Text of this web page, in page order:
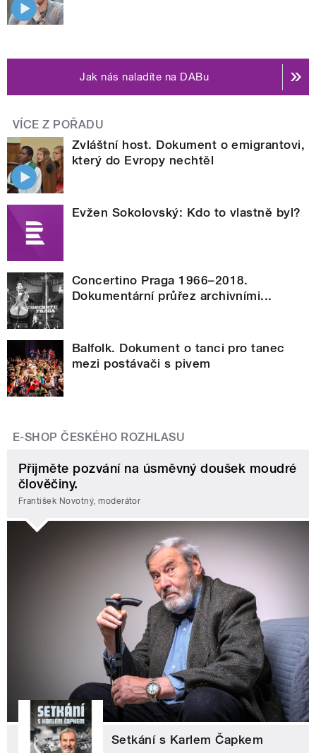
Jak nás naladíte na DABu
VÍCE Z POŘADU
Zvláštní host. Dokument o emigrantovi,
který do Evropy nechtěl
Evžen Sokolovský: Kdo to vlastně byl?
Concertino Praga 1966–2018.
Dokumentární průřez archivními...
Balfolk. Dokument o tanci pro tanec
mezi postávači s pivem
E-SHOP ČESKÉHO ROZHLASU
Přijměte pozvání na úsměvný doušek moudré
člověčiny.
František Novotný, moderátor
Setkání s Karlem Čapkem